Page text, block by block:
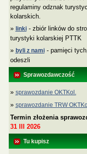
regulaminy odznak
kolarskich.
» linki- zbiór linków do
turystyki kolarskiej PTTK
» byli z nami- pamięci
odeszli
Sprawozdawczość
» sprawozdanie OKTKol.
» sprawozdanie TRW
Termin złożenia
31 III 2026
Tu kupisz